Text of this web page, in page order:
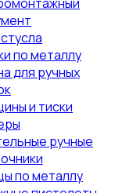
по металлу
для ручных
и тиски
ручные
по металлу